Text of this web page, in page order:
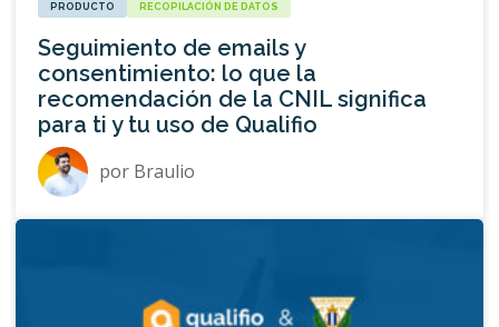
PRODUCTO RECOPILACIÓN DE DATOS
Seguimiento de emails y
consentimiento: lo que la
recomendación de la CNIL significa
para ti y tu uso de Qualifio
por Braulio